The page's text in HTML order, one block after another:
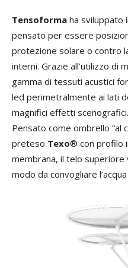
Tensoforma ha sviluppato
pensato per essere
protezione solare o contro
interni. Grazie all’utilizzo di
gamma di tessuti acustici
led perimetralmente ai lati
magnifici effetti scenografici.
Pensato come ombrello “al
preteso Texo® con profilo
membrana, il telo
modo da convogliare